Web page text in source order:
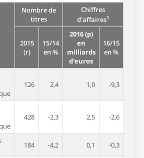
Nombre de
titres
Chiffres
d'affaires1
2015
(r)
15/14
en %
2016 (p)
en
milliards
d'euros
16/15
en %
126 2,4 1,0 -9,3
428 -2,3 2,5 -2,6
184 -4,2 0,1 -0,3